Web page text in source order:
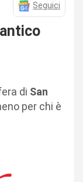
Seguici
di San
per chi è